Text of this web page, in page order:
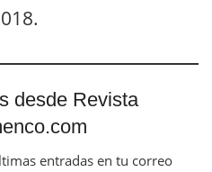
desde Revista
entradas en tu correo